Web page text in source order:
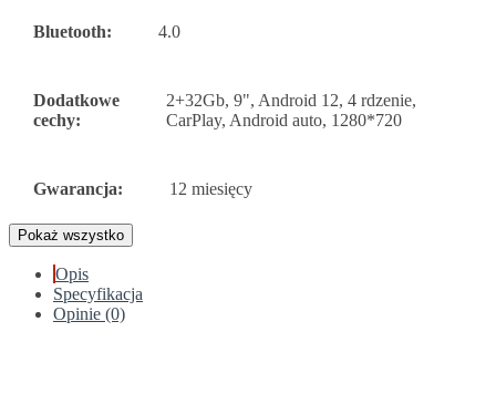
Bluetooth: 4.0
Dodatkowe
cechy:
2+32Gb, 9", Android 12, 4 rdzenie,
CarPlay, Android auto, 1280*720
Gwarancja: 12 miesięcy
Pokaż wszystko
Opis
Specyfikacja
Opinie (0)